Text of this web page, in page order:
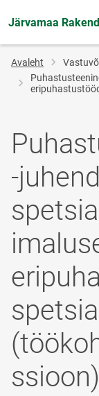
Järvamaa
Jälglink
Avaleht
-
ssioon)